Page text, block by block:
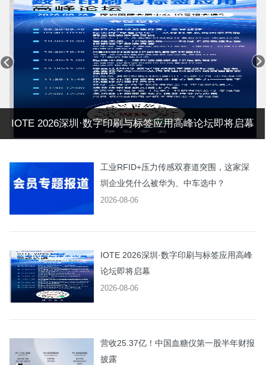
IOTE 2026深圳·数字印刷与标签应用高峰论坛即将启幕
 
工业RFID+压力传感双赛道突围，这家深
圳企业凭什么被华为、中车选中？
2026-08-06
IOTE 2026深圳·数字印刷与标签应用高峰
论坛即将启幕
2026-08-06
营收25.37亿！中国血糖仪第一股半年财报
披露